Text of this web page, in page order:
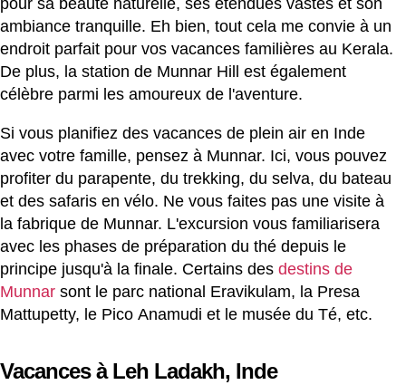
pour sa beauté naturelle, ses étendues vastes et son
ambiance tranquille. Eh bien, tout cela me convie à un
endroit parfait pour vos vacances familières au Kerala.
De plus, la station de Munnar Hill est également
célèbre parmi les amoureux de l'aventure.
Si vous planifiez des vacances de plein air en Inde
avec votre famille, pensez à Munnar. Ici, vous pouvez
profiter du parapente, du trekking, du selva, du bateau
et des safaris en vélo. Ne vous faites pas une visite à
la fabrique de Munnar. L'excursion vous familiarisera
avec les phases de préparation du thé depuis le
principe jusqu'à la finale. Certains des destins de
Munnar sont le parc national Eravikulam, la Presa
Mattupetty, le Pico Anamudi et le musée du Té, etc.
Vacances à Leh Ladakh, Inde